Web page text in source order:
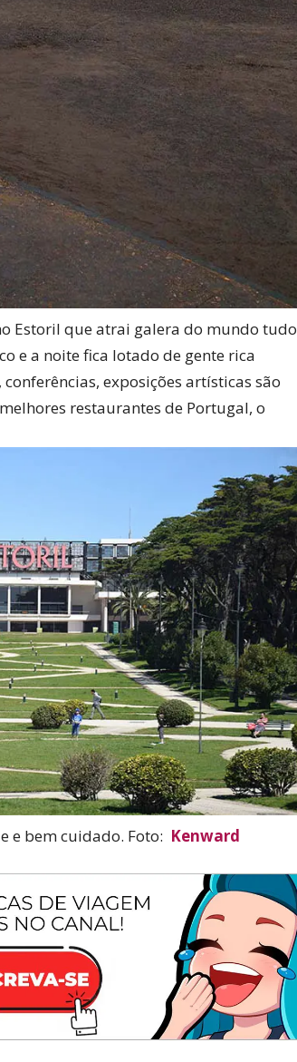
Estoril que atrai galera do mundo tudo
e a noite fica lotado de gente rica
exposições artísticas são
restaurantes de Portugal, o
e bem cuidado. Foto: Kenward